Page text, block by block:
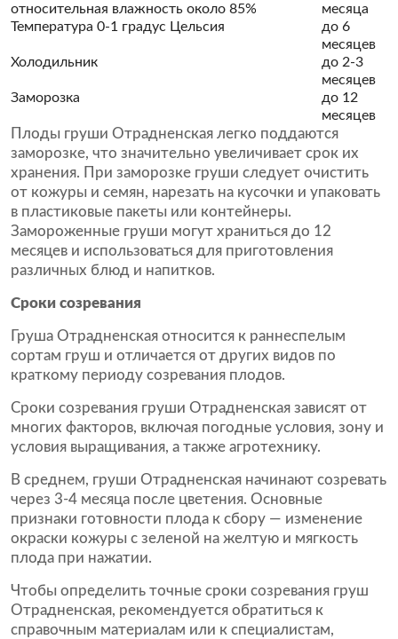
относительная влажность около 85%
месяца
Температура 0-1 градус Цельсия
до 6
месяцев
Холодильник
до 2-3
месяцев
Заморозка
до 12
месяцев
Плоды груши Отрадненская легко поддаются
заморозке, что значительно увеличивает срок их
хранения. При заморозке груши следует очистить
от кожуры и семян, нарезать на кусочки и упаковать
в пластиковые пакеты или контейнеры.
Замороженные груши могут храниться до 12
месяцев и использоваться для приготовления
различных блюд и напитков.
Сроки созревания
Груша Отрадненская относится к раннеспелым
сортам груш и отличается от других видов по
краткому периоду созревания плодов.
Сроки созревания груши Отрадненская зависят от
многих факторов, включая погодные условия, зону и
условия выращивания, а также агротехнику.
В среднем, груши Отрадненская начинают созревать
через 3-4 месяца после цветения. Основные
признаки готовности плода к сбору — изменение
окраски кожуры с зеленой на желтую и мягкость
плода при нажатии.
Чтобы определить точные сроки созревания груш
Отрадненская, рекомендуется обратиться к
справочным материалам или к специалистам,